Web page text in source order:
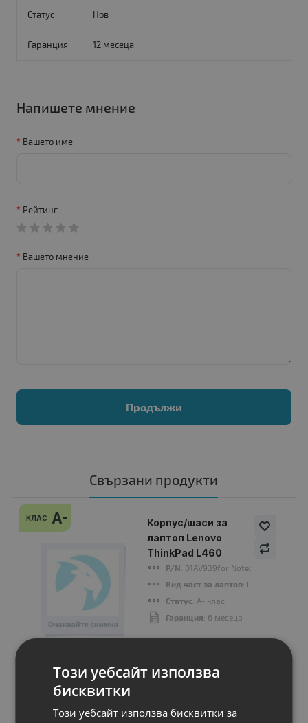
Статус Нов
Гаранция 12 месеца
Напишете мнение
Вашето име
Рейтинг
Вашето мнение
Продължи
Свързани продукти
КЛАС A-
Корпус/шаси за
лаптоп Lenovo
ThinkPad L460
P/N: 01AV939for Notebook
Вид част за лаптоп: LCD cover
Статус: A- клас
Гаранция: 6 месеца
Цена:
Този уебсайт използва
бисквитки
Този уебсайт използва бисквитки за